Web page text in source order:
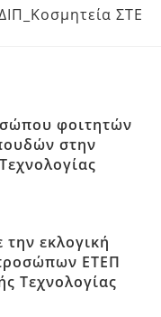
ΣΤΕ
φοιτητών
στην
την εκλογική
ΕΤΕΠ
Τεχνολογίας